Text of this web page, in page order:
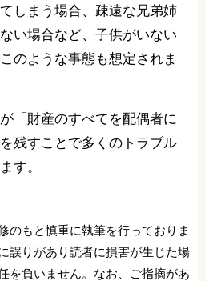
しまう場合、疎遠な兄弟姉
い場合など、子供がいない
のような事態も想定されま
「財産のすべてを配偶者に
残すことで多くのトラブル
す。
のもと慎重に執筆を行っておりま
誤りがあり読者に損害が生じた場
を負いません。なお、ご指摘があ